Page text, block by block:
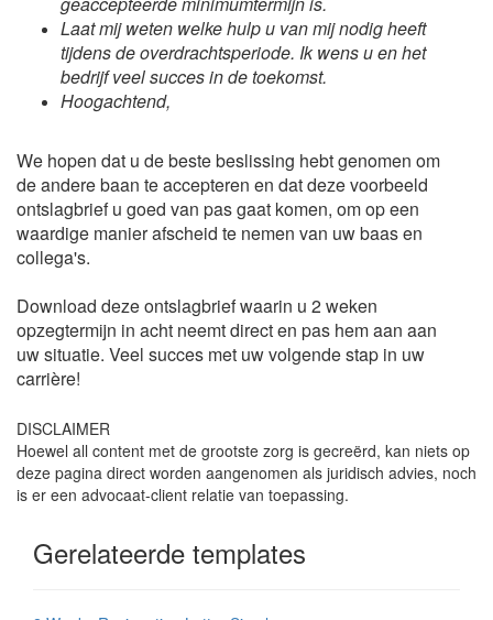
Laat mij weten welke hulp u van mij nodig heeft
tijdens de overdrachtsperiode. Ik wens u en het
bedrijf veel succes in de toekomst.
Hoogachtend,
We hopen dat u de beste beslissing hebt genomen om
de andere baan te accepteren en dat deze voorbeeld
ontslagbrief u goed van pas gaat komen, om op een
waardige manier afscheid te nemen van uw baas en
collega's.
Download deze ontslagbrief waarin u 2 weken
opzegtermijn in acht neemt direct en pas hem aan aan
uw situatie. Veel succes met uw volgende stap in uw
carrière!
DISCLAIMER
Hoewel all content met de grootste zorg is gecreërd, kan niets op
deze pagina direct worden aangenomen als juridisch advies, noch
is er een advocaat-client relatie van toepassing.
Gerelateerde templates